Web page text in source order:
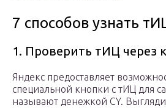
7 способов узнать
1. Проверить тИЦ через
Яндекс предоставляет
специальной кнопки с тИЦ для
называют денежкой CY.